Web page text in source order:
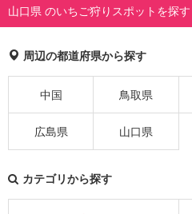
山口県 のいちご狩りスポットを探す
周辺の都道府県から探す
中国 鳥取県
広島県 山口県
カテゴリから探す